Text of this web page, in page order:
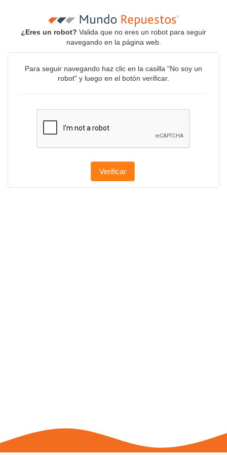
¿Eres un robot? Valida que no eres un robot para seguir
navegando en la página web.
Para seguir navegando haz clic en la casilla "No soy un
robot" y luego en el botón verificar.
Verificar